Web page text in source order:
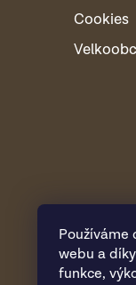
Používáme
webu a
funkce,
Cookies